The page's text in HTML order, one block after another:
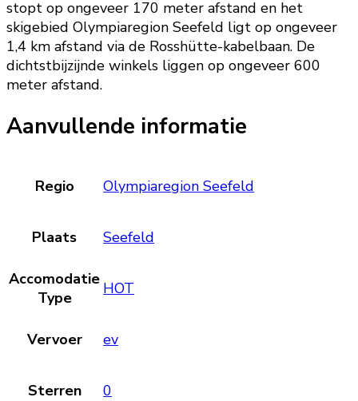
stopt op ongeveer 170 meter afstand en het
skigebied Olympiaregion Seefeld ligt op ongeveer
1,4 km afstand via de Rosshütte-kabelbaan. De
dichtstbijzijnde winkels liggen op ongeveer 600
meter afstand.
Aanvullende informatie
Regio Olympiaregion Seefeld
Plaats Seefeld
Accomodatie
Type
HOT
Vervoer ev
Sterren 0